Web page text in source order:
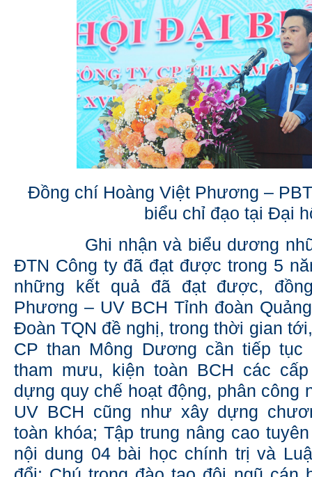
Đồng chí Hoàng Việt Phương –
biểu chỉ đạo tại Đại
Ghi nhận và biểu dương
ĐTN Công ty đã đạt được trong 5
những kết quả đã đạt được,
Phương – UV BCH Tỉnh đoàn
Đoàn TQN đề nghị, trong thời gian
CP than Mông Dương cần tiếp
tham mưu, kiện toàn BCH các
dựng quy chế hoạt động, phân công
UV BCH cũng như xây dựng
toàn khóa; Tập trung nâng cao
nội dung 04 bài học chính trị và